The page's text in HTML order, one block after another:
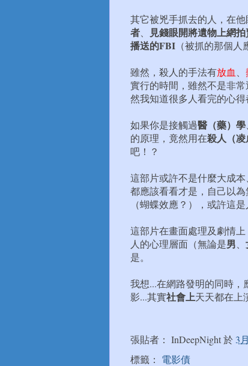
其它被兇手抓去的人，在
者
見錢眼開將遺物上網
播送的FBI （被抓的那個人
雖然，殺人的手法有放血
實行的時間，雖然不是非
然我知道很多人看完的心得
如果你是接觸過醫（藥）學
的原理，竟然用在殺人（凌
吧！？
這部片或許不是什麼大成
都應該看看才是，自己以
（蝴蝶效應？），或許這
這部片在畫面處理及劇情
人的心理層面（無論是男
是。
我想...在網路發明的同時
影...其實社會上天天都在上
張貼者： InDeepNight於 3
標籤： 電影債